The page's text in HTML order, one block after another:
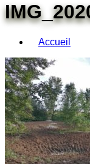
Accueil